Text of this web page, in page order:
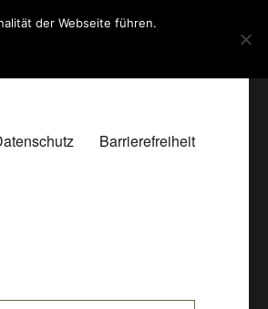
Barrierefreiheit
der Webseite führen.